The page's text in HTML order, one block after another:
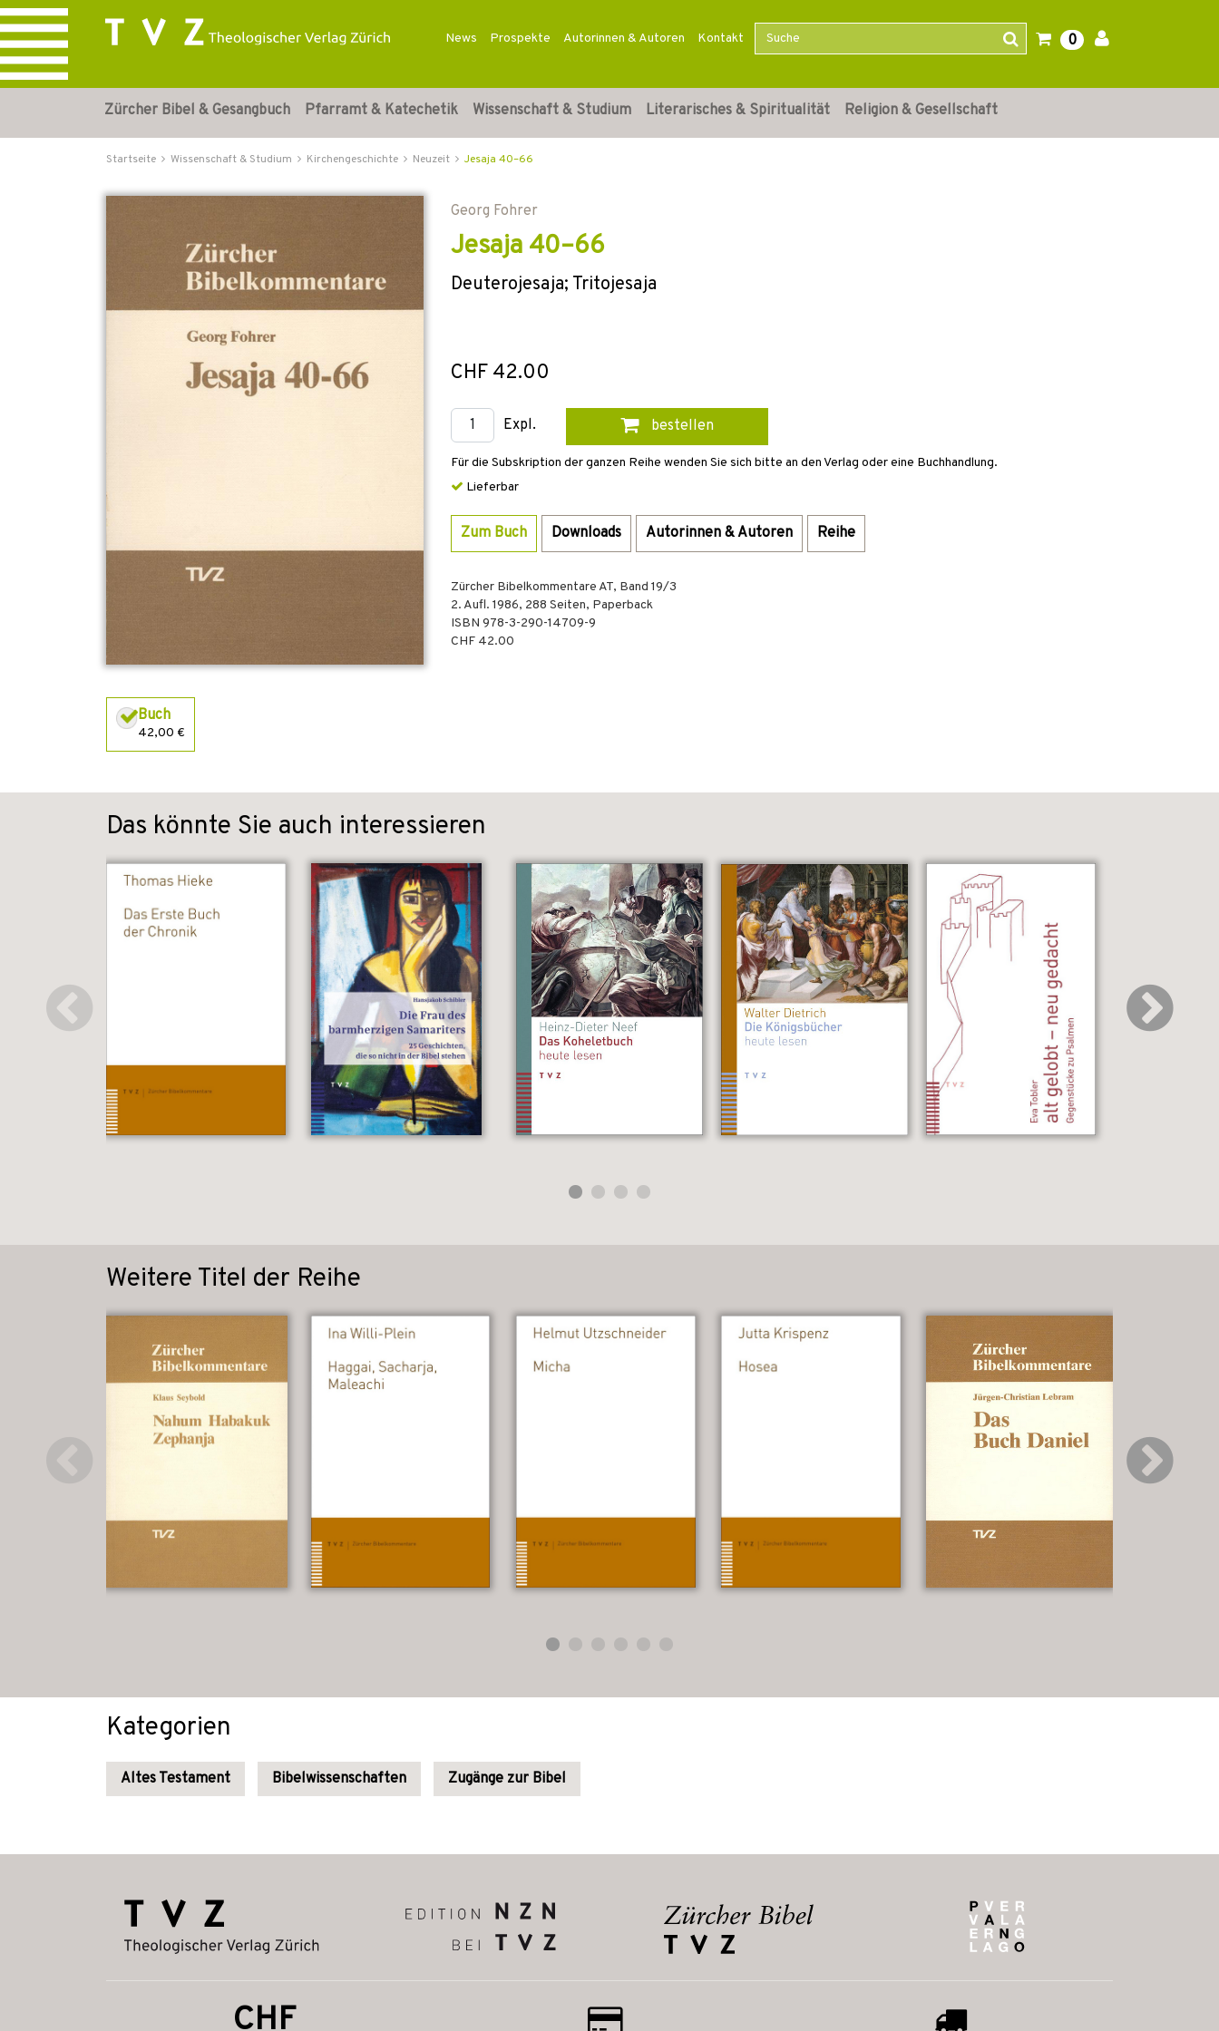
News Prospekte Autorinnen & Autoren Kontakt 0
Zürcher Bibel & Gesangbuch Pfarramt & Katechetik Wissenschaft & Studium Literarisches & Spiritualität Religion & Gesellschaft
Startseite Wissenschaft & Studium Kirchengeschichte Neuzeit Jesaja 40–66
Buch
42,00 €
Georg Fohrer
Jesaja 40–66
Deuterojesaja; Tritojesaja
CHF 42.00
Expl. bestellen
Für die Subskription der ganzen Reihe wenden Sie sich bitte an den Verlag oder eine Buchhandlung.
Lieferbar
Zum Buch Downloads Autorinnen & Autoren Reihe
Zürcher Bibelkommentare AT, Band 19/3
2. Aufl. 1986, 288 Seiten, Paperback
ISBN 978-3-290-14709-9
CHF 42.00
Das könnte Sie auch interessieren
Weitere Titel der Reihe
Kategorien
Altes Testament Bibelwissenschaften Zugänge zur Bibel
CHF